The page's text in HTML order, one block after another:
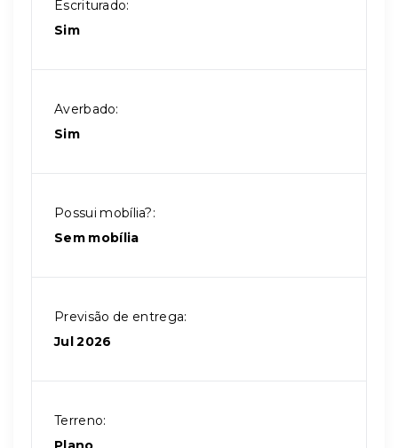
Escriturado:
Sim
Averbado:
Sim
Possui mobília?:
Sem mobília
Previsão de entrega:
Jul 2026
Terreno: